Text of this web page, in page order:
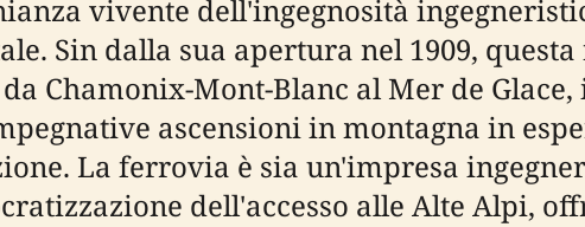
vivente dell'ingegnosità
Sin dalla sua apertura nel 1909,
Chamonix-Mont-Blanc al Mer de
ascensioni in montagna in
La ferrovia è sia un'impresa
dell'accesso alle Alte Alpi,